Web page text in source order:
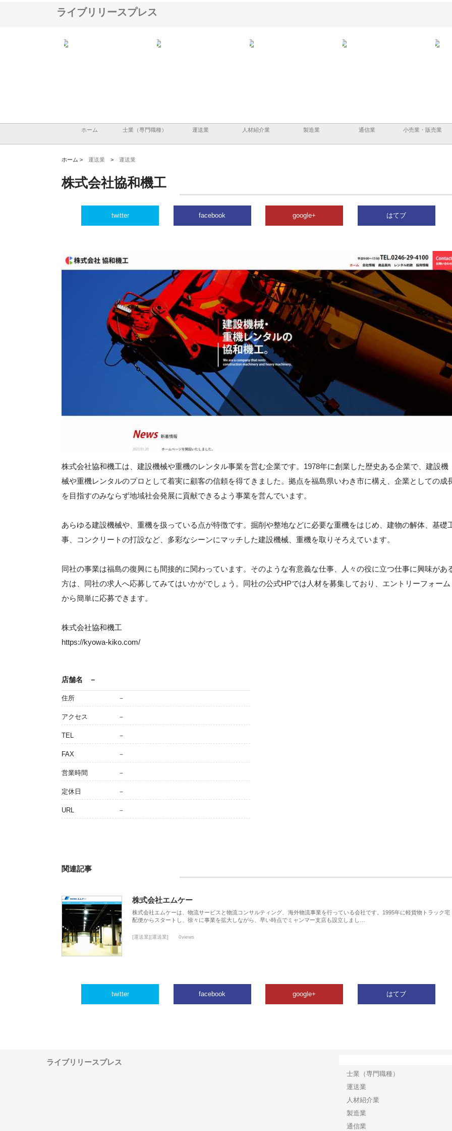
ライブリリースプレス
ホーム 士業（専門職種） 運送業 人材紹介業 製造業 通信業 小売業・販売業
ホーム > 運送業 > 運送業
株式会社協和機工
twitter facebook google+ はてブ
株式会社協和機工は、建設機械や重機のレンタル事業を営む企業です。1978年に創業した歴史ある企業で、建設機
械や重機レンタルのプロとして着実に顧客の信頼を得てきました。拠点を福島県いわき市に構え、企業としての成
を目指すのみならず地域社会発展に貢献できるよう事業を営んでいます。
あらゆる建設機械や、重機を扱っている点が特徴です。掘削や整地などに必要な重機をはじめ、建物の解体、基礎
事、コンクリートの打設など、多彩なシーンにマッチした建設機械、重機を取りそろえています。
同社の事業は福島の復興にも間接的に関わっています。そのような有意義な仕事、人々の役に立つ仕事に興味があ
方は、同社の求人へ応募してみてはいかがでしょう。同社の公式HPでは人材を募集しており、エントリーフォーム
から簡単に応募できます。
株式会社協和機工
https://kyowa-kiko.com/
店舗名 －
住所 －
アクセス －
TEL －
FAX －
営業時間 －
定休日 －
URL －
関連記事
株式会社エムケー
株式会社エムケーは、物流サービスと物流コンサルティング、海外物流事業を行っている会社です。1995年に軽貨物トラック宅
配便からスタートし、徐々に事業を拡大しながら、早い時点でミャンマー支店も設立しまし…
[運送業][運送業] 0views
twitter facebook google+ はてブ
ライブリリースプレス
士業（専門職種）
運送業
人材紹介業
製造業
通信業